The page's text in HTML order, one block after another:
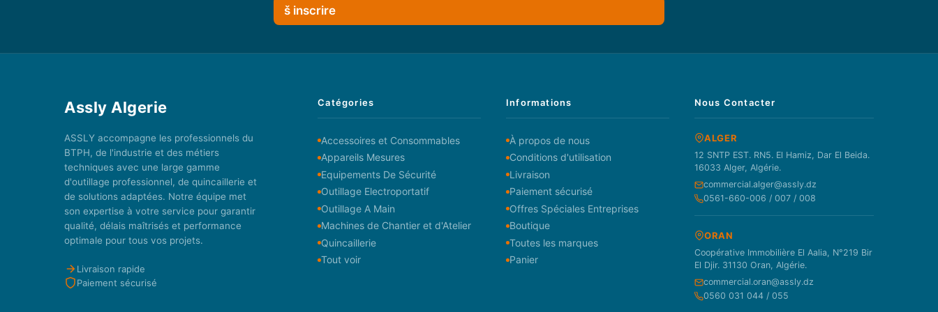
š inscrire
Assly Algerie
ASSLY accompagne les professionnels du
BTPH, de l'industrie et des métiers
techniques avec une large gamme
d'outillage professionnel, de quincaillerie et
de solutions adaptées. Notre équipe met
son expertise à votre service pour garantir
qualité, délais maîtrisés et performance
optimale pour tous vos projets.
Livraison rapide
Paiement sécurisé
Catégories
Accessoires et Consommables
Appareils Mesures
Equipements De Sécurité
Outillage Electroportatif
Outillage A Main
Machines de Chantier et d'Atelier
Quincaillerie
Tout voir
Informations
À propos de nous
Conditions d'utilisation
Livraison
Paiement sécurisé
Offres Spéciales Entreprises
Boutique
Toutes les marques
Panier
Nous Contacter
ALGER
12 SNTP EST. RN5. El Hamiz, Dar El Beida.
16033 Alger, Algérie.
commercial.alger@assly.dz
0561-660-006 / 007 / 008
ORAN
Coopérative Immobilière El Aalia, N°219 Bir
El Djir. 31130 Oran, Algérie.
commercial.oran@assly.dz
0560 031 044 / 055